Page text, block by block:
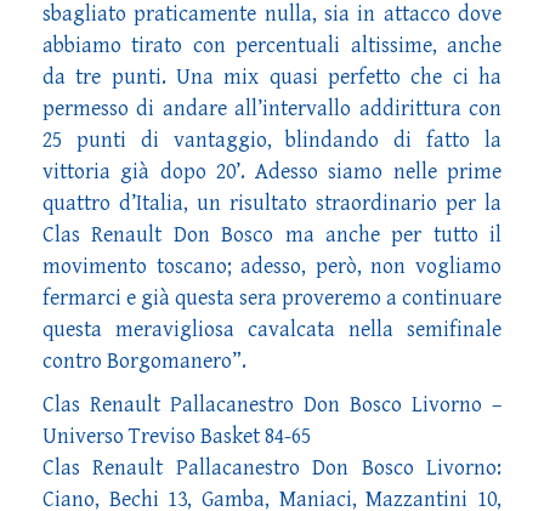
sbagliato praticamente nulla, sia in attacco dove
abbiamo tirato con percentuali altissime, anche
da tre punti. Una mix quasi perfetto che ci ha
permesso di andare all’intervallo addirittura con
25 punti di vantaggio, blindando di fatto la
vittoria già dopo 20’. Adesso siamo nelle prime
quattro d’Italia, un risultato straordinario per la
Clas Renault Don Bosco ma anche per tutto il
movimento toscano; adesso, però, non vogliamo
fermarci e già questa sera proveremo a continuare
questa meravigliosa cavalcata nella semifinale
contro Borgomanero”.
Clas Renault Pallacanestro Don Bosco Livorno –
Universo Treviso Basket 84-65
Clas Renault Pallacanestro Don Bosco Livorno:
Ciano, Bechi 13, Gamba, Maniaci, Mazzantini 10,